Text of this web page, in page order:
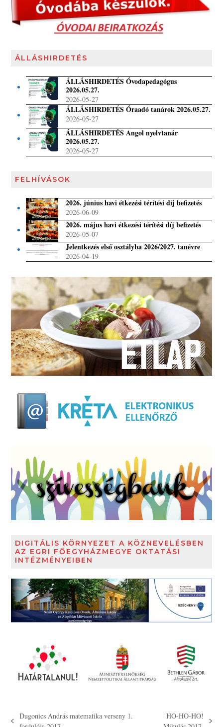
ÁLLÁSHIRDETÉS
ÁLLÁSHIRDETÉS Óvodapedagógus
2026.05.27.
2026-05-27
ÁLLÁSHIRDETÉS Óraadó tanárok 2026.05.27.
2026-05-27
ÁLLÁSHIRDETÉS Angol nyelvtanár
2026.05.27.
2026-05-27
FELHÍVÁSOK
2026. június havi étkezési térítési díj befizetés
2026-06-09
2026. május havi étkezési térítési díj befizetés
2026-05-07
Jelentkezés első osztályba 2026/2027. tanévre
2026-04-19
DIGITÁLIS KÖRNYEZET A KÖZNEVELÉSBEN
AZ EGRI FŐEGYHÁZMEGYE OKTATÁSI
INTÉZMÉNYEIBEN
Dugonics András matematika verseny 1.
HO-HO-HO!